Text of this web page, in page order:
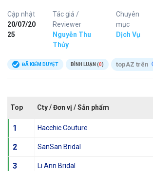
Cập nhật
20/07/20
25
Tác giả /
Reviewer
Nguyễn Thu
Thủy
Chuyên
mục
Dịch Vụ
ĐÃ KIỂM DUYỆT BÌNH LUẬN (0) topAZ trên
Top Cty / Đơn vị / Sản phẩm
1 Hacchic Couture
2 SanSan Bridal
3 Li Ann Bridal